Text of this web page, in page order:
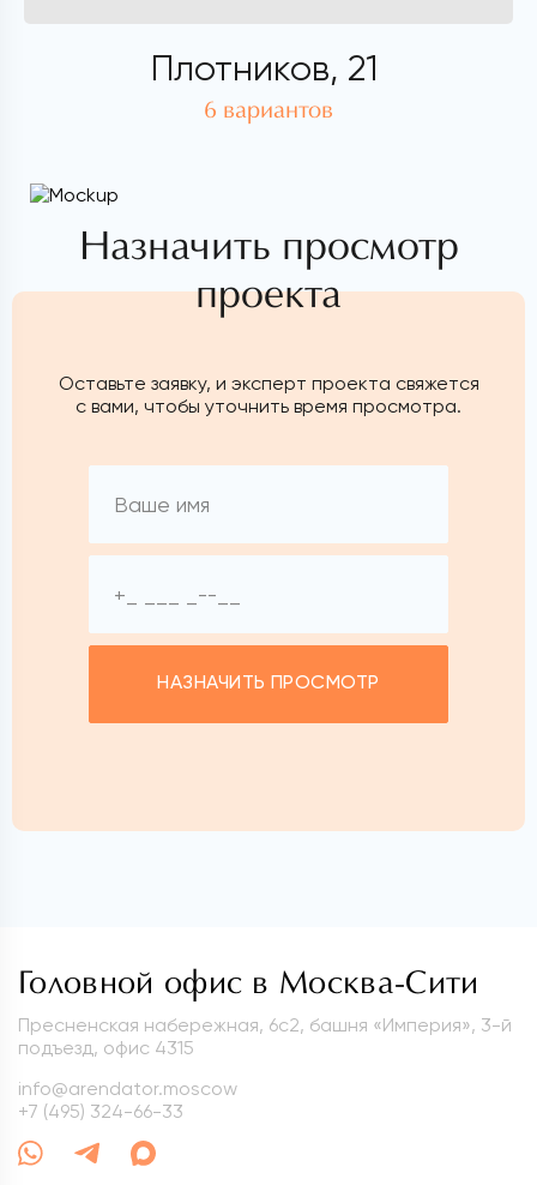
Плотников, 21
6 вариантов
Назначить просмотр
проекта
Оставьте заявку, и эксперт проекта свяжется
с вами, чтобы уточнить время просмотра.
НАЗНАЧИТЬ ПРОСМОТР
Головной офис в Москва-Сити
Пресненская набережная, 6с2, башня «Империя», 3-й
подъезд, офис 4315
info@arendator.moscow
+7 (495) 324-66-33